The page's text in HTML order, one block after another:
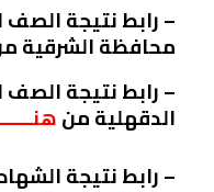
محافظة الشرقية
– رابط نتيجة الصف
الدقهلية من
– رابط نتيجة